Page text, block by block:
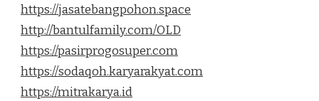
https://jasatebangpohon.space
http://bantulfamily.com/OLD
https://pasirprogosuper.com
https://sodaqoh.karyarakyat.com
https://mitrakarya.id